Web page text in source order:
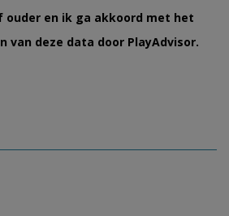
ouder en ik ga akkoord met het
van deze data door PlayAdvisor.